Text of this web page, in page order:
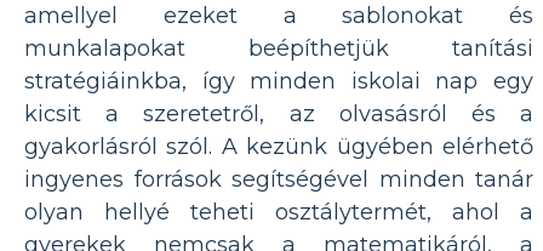
amellyel ezeket a sablonokat és
munkalapokat beépíthetjük tanítási
stratégiáinkba, így minden iskolai nap egy
kicsit a szeretetről, az olvasásról és a
gyakorlásról szól. A kezünk ügyében elérhető
ingyenes források segítségével minden tanár
olyan hellyé teheti osztálytermét, ahol a
gyerekek nemcsak a matematikáról, a